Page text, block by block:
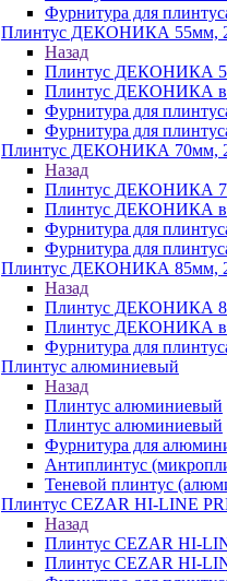
Фурнитура для
Плинтус ДЕКОНИКА 55мм,
Назад
Плинтус ДЕКОНИКА
Плинтус ДЕКОНИКА
Фурнитура для
Фурнитура для
Плинтус ДЕКОНИКА 70мм,
Назад
Плинтус ДЕКОНИКА
Плинтус ДЕКОНИКА
Фурнитура для
Фурнитура для
Плинтус ДЕКОНИКА 85мм,
Назад
Плинтус ДЕКОНИКА
Плинтус ДЕКОНИКА
Фурнитура для
Плинтус алюминиевый
Назад
Плинтус алюминиевый
Плинтус алюминиевый
Фурнитура для
Антиплинтус
Теневой плинтус
Плинтус CEZAR HI-LINE
Назад
Плинтус CEZAR HI-
Плинтус CEZAR HI-